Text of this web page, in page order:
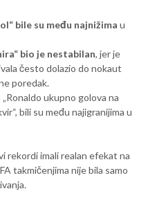
bile su među najnižima u
bio je nestabilan, jer je
često dolazio do nokaut
poredak.
„Ronaldo ukupno golova na
bili su među najigranijima u
rekordi imali realan efekat na
takmičenjima nije bila samo